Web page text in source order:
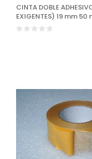
CINTA DOBLE
EXIGENTES) 19 mm 50